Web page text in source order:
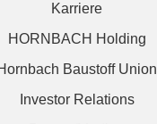
Karriere
HORNBACH Holding
Baustoff Union
Investor Relations